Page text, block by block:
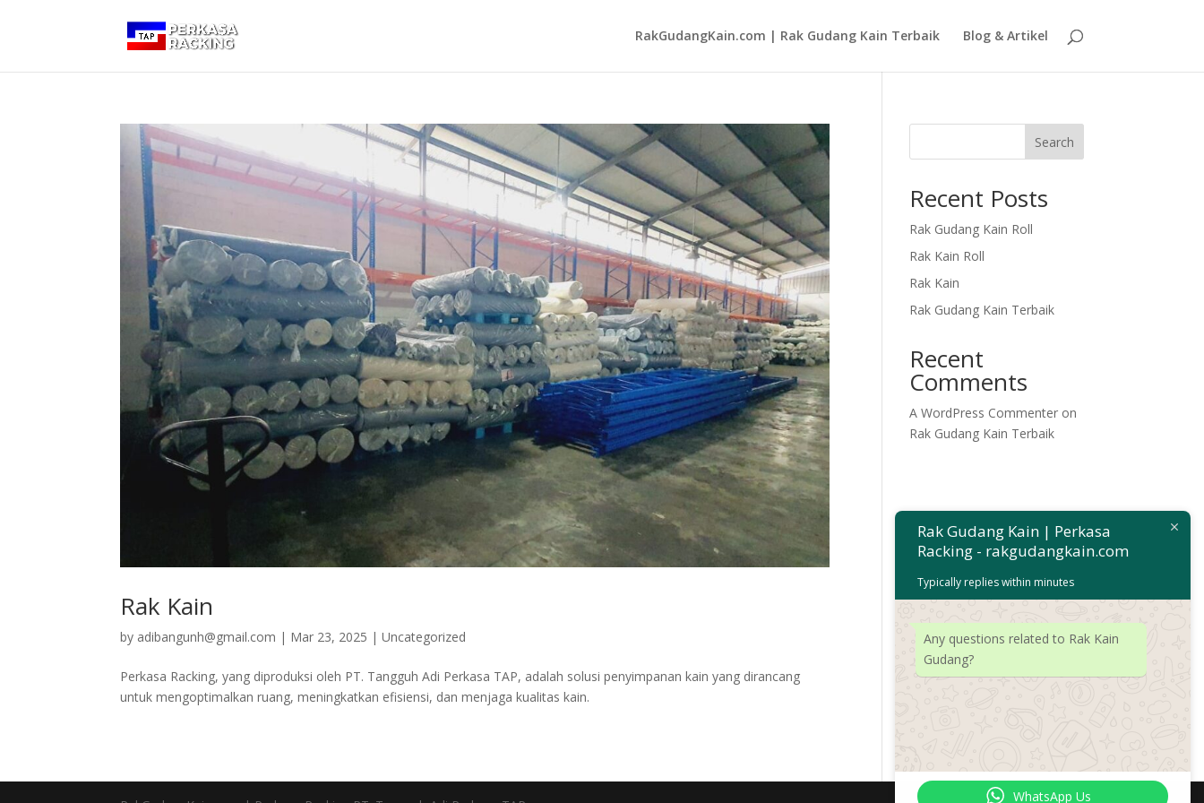
RakGudangKain.com | Rak Gudang Kain Terbaik Blog & Artikel
Rak Kain
by adibangunh@gmail.com | Mar 23, 2025 |Uncategorized
Perkasa Racking, yang diproduksi oleh PT. Tangguh Adi Perkasa TAP, adalah solusi penyimpanan kain yang dirancang
untuk mengoptimalkan ruang, meningkatkan efisiensi, dan menjaga kualitas kain.
Search
Recent Posts
Rak Gudang Kain Roll
Rak Kain Roll
Rak Kain
Rak Gudang Kain Terbaik
Recent
Comments
A WordPress Commenter on
Rak Gudang Kain Terbaik
Rak Gudang Kain | Perkasa
Racking - rakgudangkain.com
Typically replies within minutes
Any questions related to Rak Kain
Gudang?
WhatsApp Us